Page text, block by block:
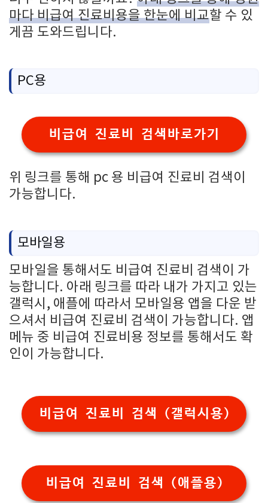
마다 비급여 진료비용을 한눈에 비교할 수 있
게끔 도와드립니다.
PC용
비급여 진료비 검색바로가기
위 링크를 통해 pc 용 비급여 진료비 검색이
가능합니다.
모바일용
모바일을 통해서도 비급여 진료비 검색이 가
능합니다. 아래 링크를 따라 내가 가지고 있는
갤럭시, 애플에 따라서 모바일용 앱을 다운 받
으셔서 비급여 진료비 검색이 가능합니다. 앱
메뉴 중 비급여 진료비용 정보를 통해서도 확
인이 가능합니다.
비급여 진료비 검색 (갤럭시용)
비급여 진료비 검색 (애플용)